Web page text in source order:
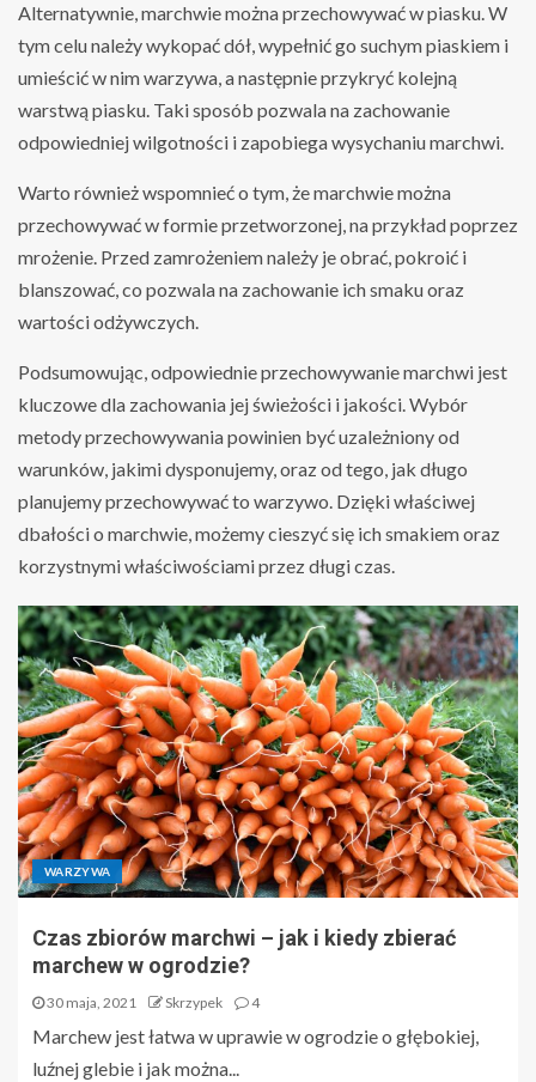
Alternatywnie, marchwie można przechowywać w piasku. W
tym celu należy wykopać dół, wypełnić go suchym piaskiem i
umieścić w nim warzywa, a następnie przykryć kolejną
warstwą piasku. Taki sposób pozwala na zachowanie
odpowiedniej wilgotności i zapobiega wysychaniu marchwi.
Warto również wspomnieć o tym, że marchwie można
przechowywać w formie przetworzonej, na przykład poprzez
mrożenie. Przed zamrożeniem należy je obrać, pokroić i
blanszować, co pozwala na zachowanie ich smaku oraz
wartości odżywczych.
Podsumowując, odpowiednie przechowywanie marchwi jest
kluczowe dla zachowania jej świeżości i jakości. Wybór
metody przechowywania powinien być uzależniony od
warunków, jakimi dysponujemy, oraz od tego, jak długo
planujemy przechowywać to warzywo. Dzięki właściwej
dbałości o marchwie, możemy cieszyć się ich smakiem oraz
korzystnymi właściwościami przez długi czas.
WARZYWA
Czas zbiorów marchwi – jak i kiedy zbierać
marchew w ogrodzie?
30 maja, 2021 Skrzypek 4
Marchew jest łatwa w uprawie w ogrodzie o głębokiej,
luźnej glebie i jak można...